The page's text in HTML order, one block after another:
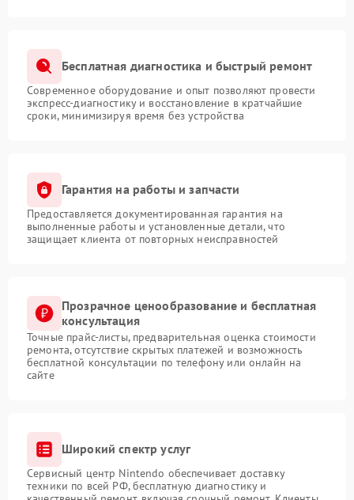
Бесплатная диагностика и быстрый ремонт
Современное оборудование и опыт позволяют провести
экспресс-диагностику и восстановление в кратчайшие
сроки, минимизируя время без устройства
Гарантия на работы и запчасти
Предоставляется документированная гарантия на
выполненные работы и установленные детали, что
защищает клиента от повторных неисправностей
Прозрачное ценообразование и бесплатная
консультация
Точные прайс-листы, предварительная оценка стоимости
ремонта, отсутствие скрытых платежей и возможность
бесплатной консультации по телефону или онлайн на
сайте
Широкий спектр услуг
Сервисный центр Nintendo обеспечивает доставку
техники по всей РФ, бесплатную диагностику и